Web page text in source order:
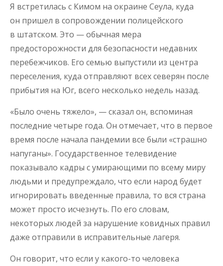
Я встретилась с Кимом на окраине Сеула, куда
он пришел в сопровождении полицейского
в штатском. Это — обычная мера
предосторожности для безопасности недавних
перебежчиков. Его семью выпустили из центра
переселения, куда отправляют всех северян после
прибытия на Юг, всего несколько недель назад.
«Было очень тяжело», — сказал он, вспоминая
последние четыре года. Он отмечает, что в первое
время после начала пандемии все были «страшно
напуганы». Государственное телевидение
показывало кадры с умирающими по всему миру
людьми и предупреждало, что если народ будет
игнорировать введенные правила, то вся страна
может просто исчезнуть. По его словам,
некоторых людей за нарушение ковидных правил
даже отправили в исправительные лагеря.
Он говорит, что если у какого-то человека